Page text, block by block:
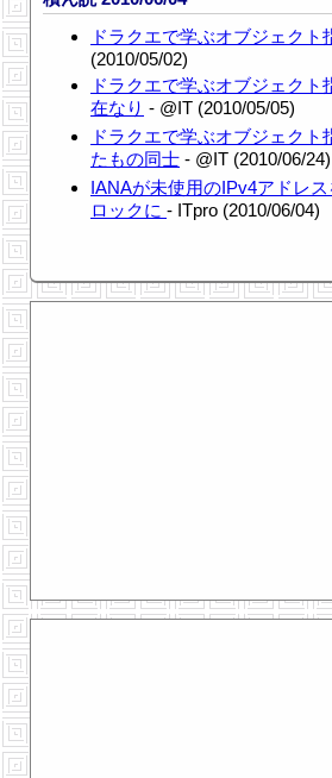
ドラクエで学ぶオブジェクト
(2010/05/02)
ドラクエで学ぶオブジェク
在なり - @IT (2010/05/05)
ドラクエで学ぶオブジェク
たもの同士 - @IT (2010/06/24)
IANAが未使用のIPv4アドレ
ロックに - ITpro (2010/06/04)